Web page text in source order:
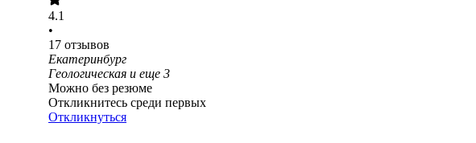
4.1
•
17 отзывов
Екатеринбург
Геологическая и еще 3
Можно без резюме
Откликнитесь среди первых
Откликнуться